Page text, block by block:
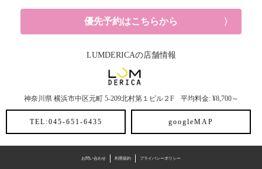
メンズ (41記事)
30代におすすめメニュー (6記事)
ヘアカラー (3記事)
優先予約はこちらから
LUMDERICAの店舗情報
神奈川県 横浜市中区元町 5-209北村第１ビル２F 平均料金: ¥8,700～
TEL:045-651-6435 googleMAP
お問い合わせ 利用規約 プライバシーポリシー